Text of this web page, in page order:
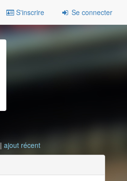
S'inscrire Se connecter
|ajout récent